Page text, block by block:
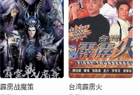
霹雳战魔策 台湾霹雳火